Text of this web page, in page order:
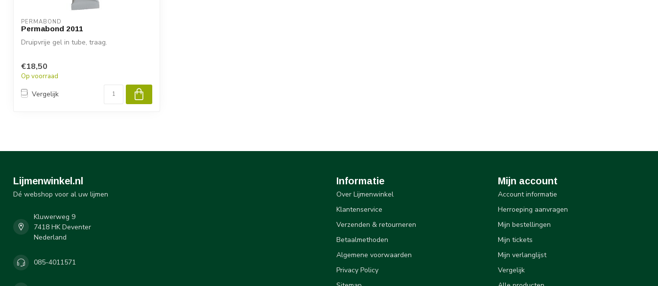
PERMABOND
Permabond 2011
Druipvrije gel in tube, traag.
€18,50
Op voorraad
Vergelijk
Lijmenwinkel.nl
Dé webshop voor al uw lijmen
Kluwerweg 9
7418 HK Deventer
Nederland
085-4011571
Informatie
Over Lijmenwinkel
Klantenservice
Verzenden & retourneren
Betaalmethoden
Algemene voorwaarden
Privacy Policy
Mijn account
Account informatie
Herroeping aanvragen
Mijn bestellingen
Mijn tickets
Mijn verlanglijst
Vergelijk